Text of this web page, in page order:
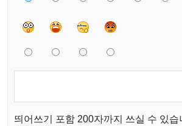
띄어쓰기 포함 200자까지 쓰실 수 있습